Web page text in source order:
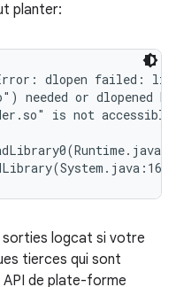
planter:
dlopen failed:
or dlopened by
is not accessible
sorties logcat si votre
tierces qui sont
API de plate-forme